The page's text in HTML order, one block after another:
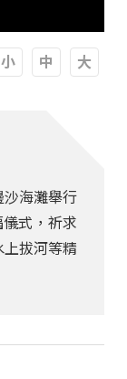
海灘舉行
儀式，祈求
拔河等精